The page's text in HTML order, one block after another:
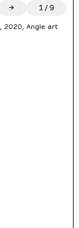
→ 1 /9
, 2020, Angle art